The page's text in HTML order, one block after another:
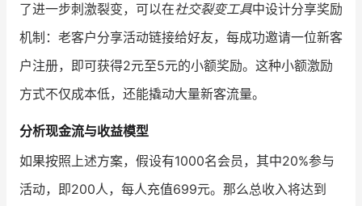
了进一步刺激裂变，可以在社交裂变工具中设计分享奖励
机制：老客户分享活动链接给好友，每成功邀请一位新客
户注册，即可获得2元至5元的小额奖励。这种小额激励
方式不仅成本低，还能撬动大量新客流量。
分析现金流与收益模型
如果按照上述方案，假设有1000名会员，其中20%参与
活动，即200人，每人充值699元。那么总收入将达到